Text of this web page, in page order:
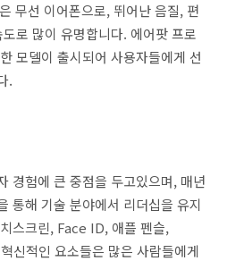
무선 이어폰으로, 뛰어난 음질, 편
로 많이 유명합니다. 에어팟 프로
모델이 출시되어 사용자들에게 선
.
경험에 큰 중점을 두고있으며, 매년
통해 기술 분야에서 리더십을 유지
스크린, Face ID, 애플 펜슬,
신적인 요소들은 많은 사람들에게